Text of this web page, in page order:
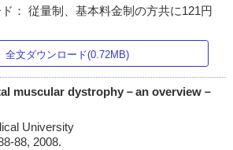
： 従量制、基本料金制の方共に121円
全文ダウンロード(0.72MB)
muscular dystrophy－an overview－
University
88, 2008.